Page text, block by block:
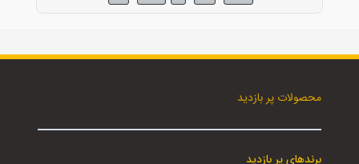
محصولات پر بازدید
برندهای پر بازدید